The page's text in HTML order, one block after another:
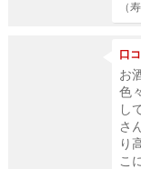
（
口
お
色
し
さ
り
こ